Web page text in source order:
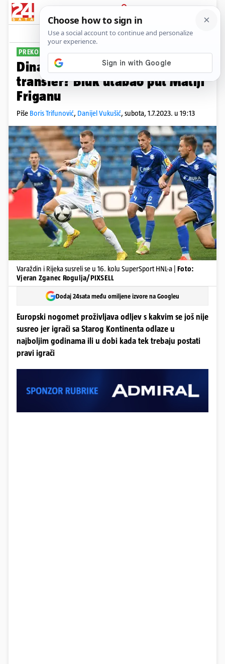
PRIJAVA
Sport Komentari
PREKO BARE
Dinamu propada veliki
transfer? Biuk utabao put Matiji
Friganu
Piše Boris Trifunović, Danijel Vukušić, subota, 1.7.2023. u 19:13
Varaždin i Rijeka susreli se u 16. kolu SuperSport HNL-a | Foto:
Vjeran Zganec Rogulja/PIXSELL
Dodaj 24sata među omiljene izvore na Googleu
Europski nogomet proživljava odljev s kakvim se još nije
susreo jer igrači sa Starog Kontinenta odlaze u
najboljim godinama ili u dobi kada tek trebaju postati
pravi igrači